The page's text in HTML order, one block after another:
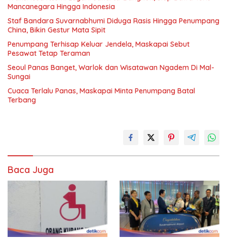
Mancanegara Hingga Indonesia
Staf Bandara Suvarnabhumi Diduga Rasis Hingga Penumpang
China, Bikin Gestur Mata Sipit
Penumpang Terhisap Keluar Jendela, Maskapai Sebut
Pesawat Tetap Teraman
Seoul Panas Banget, Warlok dan Wisatawan Ngadem Di Mal-
Sungai
Cuaca Terlalu Panas, Maskapai Minta Penumpang Batal
Terbang
Baca Juga